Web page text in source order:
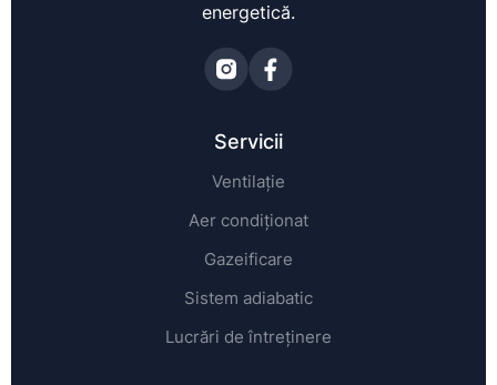
energetică.
Servicii
Ventilație
Aer condiționat
Gazeificare
Sistem adiabatic
Lucrări de întreținere